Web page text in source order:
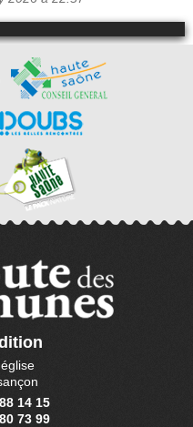
14 15
73 99